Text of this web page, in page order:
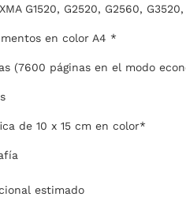
G1520, G2520, G2560,
en color A4 *
(7600 páginas en el modo
de 10 x 15 cm en color*
estimado